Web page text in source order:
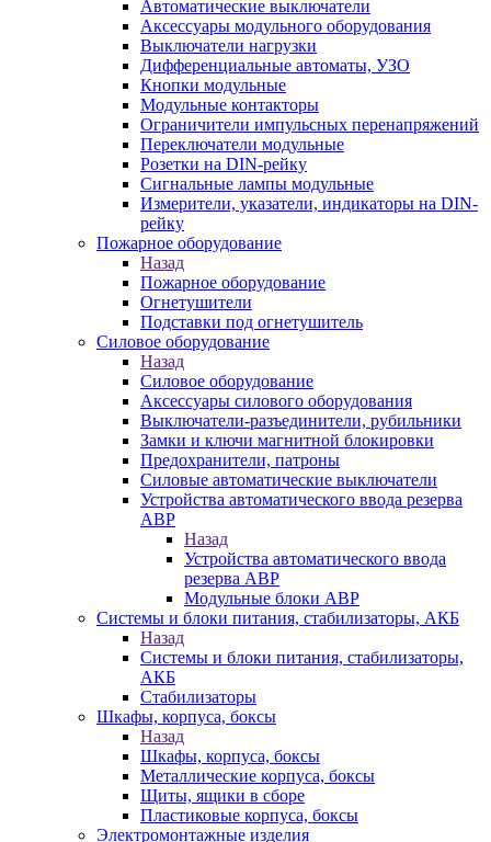
Автоматические выключатели
Аксессуары модульного оборудования
Выключатели нагрузки
Дифференциальные автоматы, УЗО
Кнопки модульные
Модульные контакторы
Ограничители импульсных перенапряжений
Переключатели модульные
Розетки на DIN-рейку
Сигнальные лампы модульные
Измерители, указатели, индикаторы на DIN-
рейку
Пожарное оборудование
Назад
Пожарное оборудование
Огнетушители
Подставки под огнетушитель
Силовое оборудование
Назад
Силовое оборудование
Аксессуары силового оборудования
Выключатели-разъединители, рубильники
Замки и ключи магнитной блокировки
Предохранители, патроны
Силовые автоматические выключатели
Устройства автоматического ввода резерва
АВР
Назад
Устройства автоматического ввода
резерва АВР
Модульные блоки АВР
Системы и блоки питания, стабилизаторы, АКБ
Назад
Системы и блоки питания, стабилизаторы,
АКБ
Стабилизаторы
Шкафы, корпуса, боксы
Назад
Шкафы, корпуса, боксы
Металлические корпуса, боксы
Щиты, ящики в сборе
Пластиковые корпуса, боксы
Электромонтажные изделия